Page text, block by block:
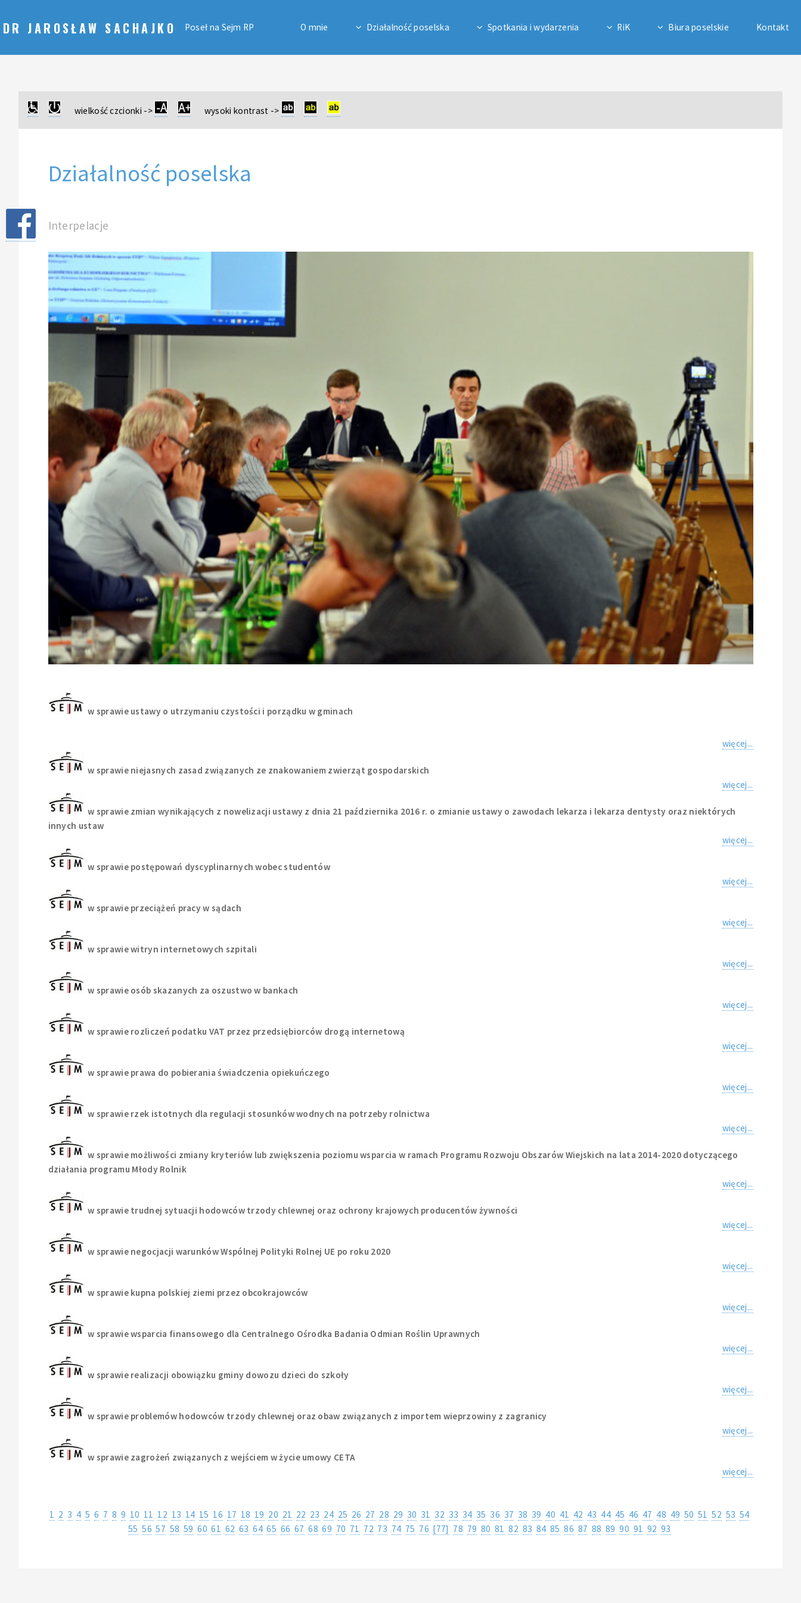
DR JAROSŁAW SACHAJKO Poseł na Sejm RP O mnie Działalność poselska Spotkania i wydarzenia RiK Biura poselskie Kontakt
wielkość czcionki -> wysoki kontrast ->
Działalność poselska
Interpelacje
w sprawie ustawy o utrzymaniu czystości i porządku w gminach
więcej...
w sprawie niejasnych zasad związanych ze znakowaniem zwierząt gospodarskich
więcej...
w sprawie zmian wynikających z nowelizacji ustawy z dnia 21 października 2016 r. o zmianie ustawy o zawodach lekarza i lekarza dentysty oraz niektórych
innych ustaw
więcej...
w sprawie postępowań dyscyplinarnych wobec studentów
więcej...
w sprawie przeciążeń pracy w sądach
więcej...
w sprawie witryn internetowych szpitali
więcej...
w sprawie osób skazanych za oszustwo w bankach
więcej...
w sprawie rozliczeń podatku VAT przez przedsiębiorców drogą internetową
więcej...
w sprawie prawa do pobierania świadczenia opiekuńczego
więcej...
w sprawie rzek istotnych dla regulacji stosunków wodnych na potrzeby rolnictwa
więcej...
w sprawie możliwości zmiany kryteriów lub zwiększenia poziomu wsparcia w ramach Programu Rozwoju Obszarów Wiejskich na lata 2014-2020 dotyczącego
działania programu Młody Rolnik
więcej...
w sprawie trudnej sytuacji hodowców trzody chlewnej oraz ochrony krajowych producentów żywności
więcej...
w sprawie negocjacji warunków Wspólnej Polityki Rolnej UE po roku 2020
więcej...
w sprawie kupna polskiej ziemi przez obcokrajowców
więcej...
w sprawie wsparcia finansowego dla Centralnego Ośrodka Badania Odmian Roślin Uprawnych
więcej...
w sprawie realizacji obowiązku gminy dowozu dzieci do szkoły
więcej...
w sprawie problemów hodowców trzody chlewnej oraz obaw związanych z importem wieprzowiny z zagranicy
więcej...
w sprawie zagrożeń związanych z wejściem w życie umowy CETA
więcej...
1 2 3 4 5 6 7 8 9 10 11 12 13 14 15 16 17 18 19 20 21 22 23 24 25 26 27 28 29 30 31 32 33 34 35 36 37 38 39 40 41 42 43 44 45 46 47 48 49 50 51 52 53 54
55 56 57 58 59 60 61 62 63 64 65 66 67 68 69 70 71 72 73 74 75 76 [77] 78 79 80 81 82 83 84 85 86 87 88 89 90 91 92 93